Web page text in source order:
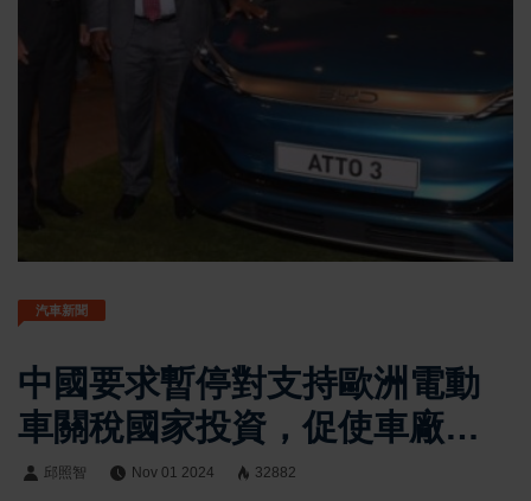
汽車新聞
中國要求暫停對支持歐洲電動
車關稅國家投資，促使車廠調
整佈局
邱照智 Nov 01 2024 32882